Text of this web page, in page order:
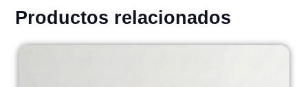
Productos relacionados